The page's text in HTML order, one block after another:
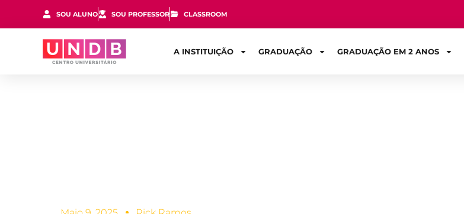
SOU ALUNO SOU PROFESSOR CLASSROOM
A INSTITUIÇÃO GRADUAÇÃO GRADUAÇÃO EM 2 ANOS